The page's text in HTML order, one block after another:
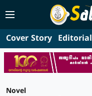
Cover Story Editorial
Novel